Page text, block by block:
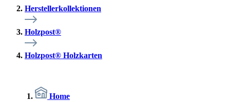
Herstellerkollektionen
Holzpost®
Holzpost® Holzkarten
Home